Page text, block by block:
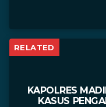
RELATED
KAPOLRES
KASUS